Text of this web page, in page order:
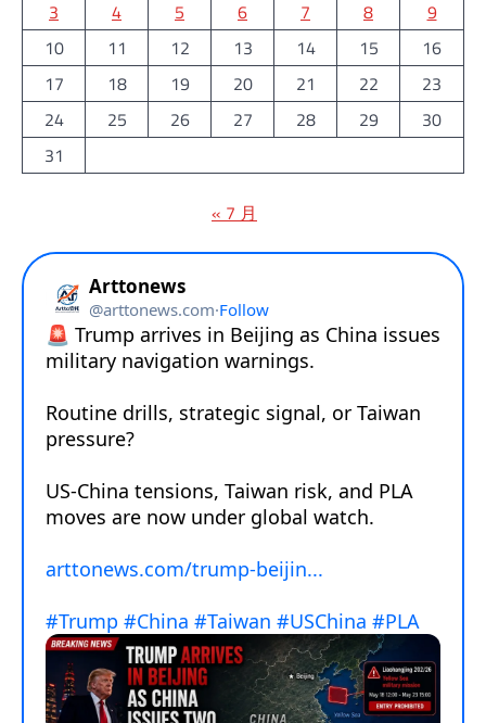
3
4 5 6 7 8
9
10
11 12 13 14 15
16
17
18 19 20 21 22
23
24
25 26 27 28 29
30
31
« 7 月